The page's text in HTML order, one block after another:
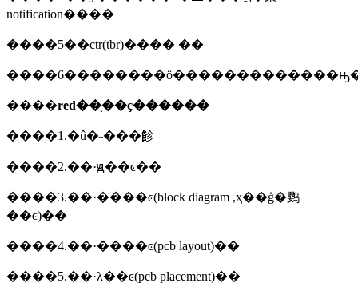
notification����
����5��ctr(tbr)���� ��
����red��֤��ҫ������
����1.�û�˵���飻
����2.��·ԭ��ͼ��
����3.��·����ͼ(block diagram ,ҳ��ģ�鹦
��ͼ)��
����4.��·����ͼ(pcb layout)��
����5.��·λ��ͼ(pcb placement)��